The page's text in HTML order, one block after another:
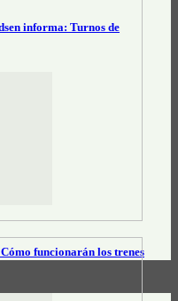
informa: Turnos de
funcionarán los trenes